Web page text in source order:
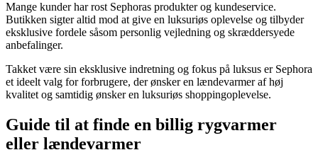
Mange kunder har rost Sephoras produkter og kundeservice.
Butikken sigter altid mod at give en luksuriøs oplevelse og tilbyder
eksklusive fordele såsom personlig vejledning og skræddersyede
anbefalinger.
Takket være sin eksklusive indretning og fokus på luksus er Sephora
et ideelt valg for forbrugere, der ønsker en lændevarmer af høj
kvalitet og samtidig ønsker en luksuriøs shoppingoplevelse.
Guide til at finde en billig rygvarmer
eller lændevarmer